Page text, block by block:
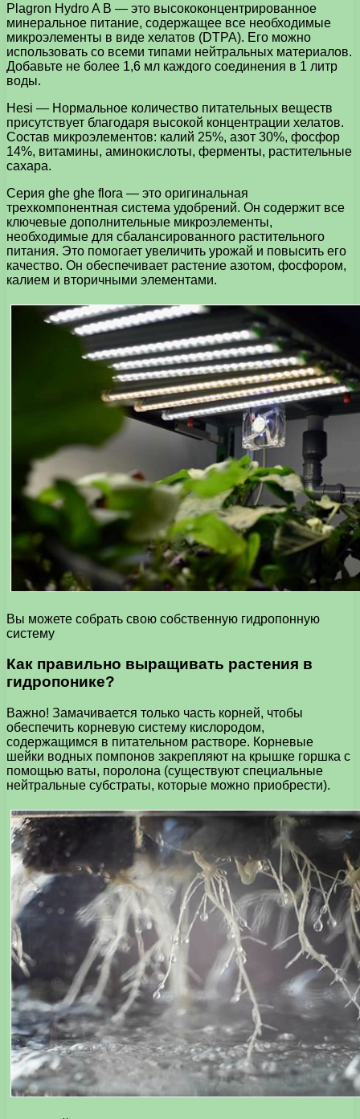
Plagron Hydro A B — это высококонцентрированное
минеральное питание, содержащее все необходимые
микроэлементы в виде хелатов (DTPA). Его можно
использовать со всеми типами нейтральных материалов.
Добавьте не более 1,6 мл каждого соединения в 1 литр
воды.
Hesi — Нормальное количество питательных веществ
присутствует благодаря высокой концентрации хелатов.
Состав микроэлементов: калий 25%, азот 30%, фосфор
14%, витамины, аминокислоты, ферменты, растительные
сахара.
Серия ghe ghe flora — это оригинальная
трехкомпонентная система удобрений. Он содержит все
ключевые дополнительные микроэлементы,
необходимые для сбалансированного растительного
питания. Это помогает увеличить урожай и повысить его
качество. Он обеспечивает растение азотом, фосфором,
калием и вторичными элементами.
Вы можете собрать свою собственную гидропонную
систему
⁣Как правильно выращивать растения в
гидропонике?
Важно! Замачивается только часть корней, чтобы
обеспечить корневую систему кислородом,
содержащимся в питательном растворе. Корневые
шейки водных помпонов закрепляют на крышке горшка с
помощью ваты, поролона (существуют специальные
нейтральные субстраты, которые можно приобрести).